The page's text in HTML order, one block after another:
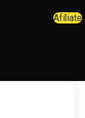
Afíliate